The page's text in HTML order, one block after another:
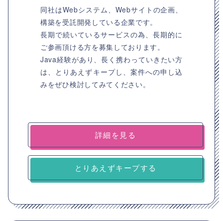
同社はWebシステム、Webサイトの企画、
構築を受託開発している企業です。
長期で続いているサービスの為、長期的に
ご参画頂ける方を募集しております。
Java経験があり、長く携わっていきたい方
は、とりあえずキープし、案件への申し込
みをぜひ検討してみてください。
詳細を見る
とりあえずキープする